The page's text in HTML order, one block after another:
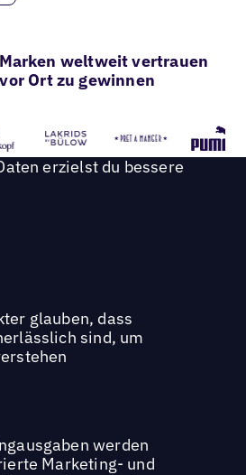
weltweit vertrauen
Ort zu gewinnen
erzielst du bessere
glauben, dass
sind, um
werden
Marketing- und